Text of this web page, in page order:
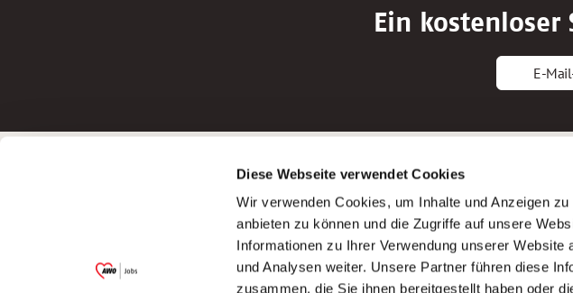
Diese Webseite verwendet Cookies
Wir verwenden Cookies, um Inhalte und Anzeigen
anbieten zu können und die Zugriffe auf unsere
Informationen zu Ihrer Verwendung unserer
und Analysen weiter. Unsere Partner führen diese
zusammen, die Sie ihnen bereitgestellt haben oder
Ein kostenloser
E-
Garitz Bewirtschaftungsbetriebe GmbH
(Ein Tochterunternehmen des AWO
Bezirksverbandes Unterfranken e.V.)
Bewerbungstipps
Bewerbung als Altenpfleger*in
Bewerbung als Krankenpfleger*in
Bewerbung als Altenpflegehelfer*in
Bewerbung als Erzieher*in